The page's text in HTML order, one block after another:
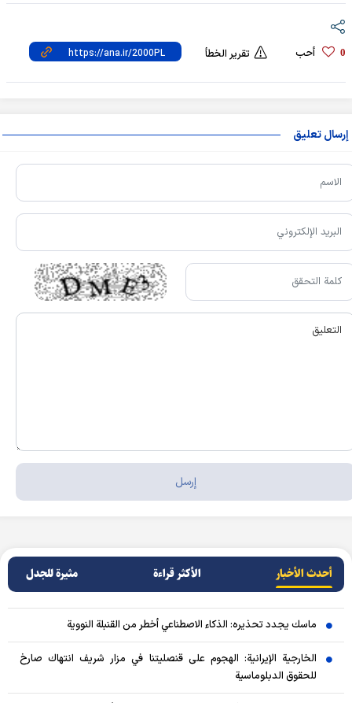
0 أحب تقرير الخطأ
إرسال تعليق
أحدث الأخبار الأکثر قراءة مثيرة للجدل
ماسك يجدد تحذيره: الذكاء الاصطناعي أخطر من القنبلة النووية
الخارجية الإيرانية: الهجوم على قنصليتنا في مزار شريف انتهاك صارخ
للحقوق الدبلوماسية